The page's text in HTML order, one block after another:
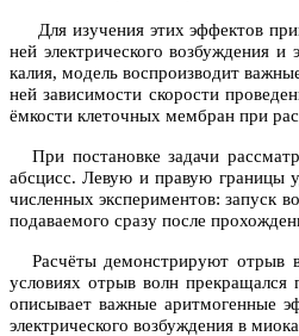
Для изучения этих эффектов
ней электрического возбуждения
калия, модель воспроизводит
ней зависимости скорости
ёмкости клеточных мембран при
При постановке задачи
абсцисс. Левую и правую границы
численных экспериментов: запуск
подаваемого сразу после
Расчёты демонстрируют отрыв
условиях отрыв волн прекращался
описывает важные аритмогенные
электрического возбуждения в